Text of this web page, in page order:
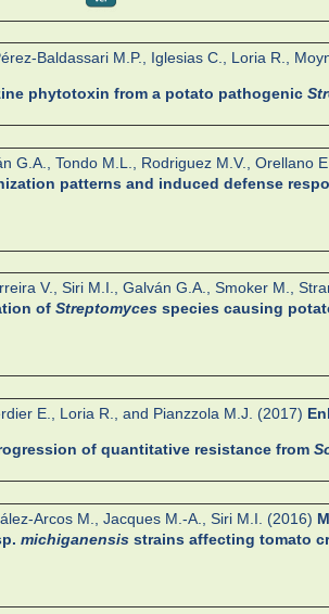
Baldassari M.P., Iglesias C., Loria R.,
phytotoxin from a potato pathogenic
G.A., Tondo M.L., Rodriguez M.V., Orellano
patterns and induced defense
V., Siri M.I., Galván G.A., Smoker M.,
ofStreptomyces species causing
E., Loria R., and Pianzzola M.J. (2017)
of quantitative resistance from
Arcos M., Jacques M.-A., Siri M.I. (2016)
michiganensis strains affecting tomato